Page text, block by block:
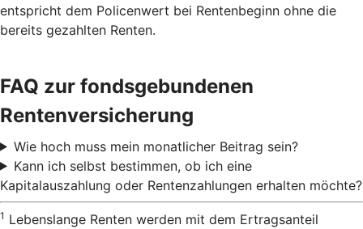
entspricht dem Policenwert bei Rentenbeginn ohne die
bereits gezahlten Renten.
FAQ zur fondsgebundenen
Rentenversicherung
Wie hoch muss mein monatlicher Beitrag sein?
Kann ich selbst bestimmen, ob ich eine
Kapitalauszahlung oder Rentenzahlungen erhalten möchte?
1 Lebenslange Renten werden mit dem Ertragsanteil